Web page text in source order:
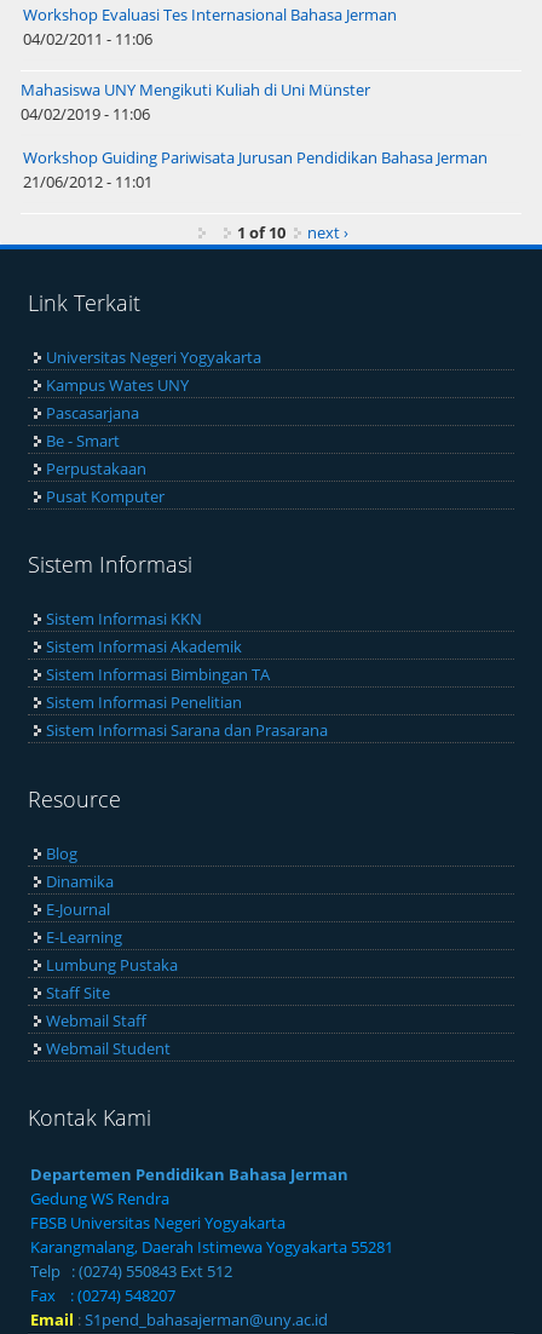
Workshop Evaluasi Tes Internasional Bahasa Jerman
04/02/2011 - 11:06
Mahasiswa UNY Mengikuti Kuliah di Uni Münster
04/02/2019 - 11:06
Workshop Guiding Pariwisata Jurusan Pendidikan Bahasa Jerman
21/06/2012 - 11:01
1 of 10 next ›
Link Terkait
Universitas Negeri Yogyakarta
Kampus Wates UNY
Pascasarjana
Be - Smart
Perpustakaan
Pusat Komputer
Sistem Informasi
Sistem Informasi KKN
Sistem Informasi Akademik
Sistem Informasi Bimbingan TA
Sistem Informasi Penelitian
Sistem Informasi Sarana dan Prasarana
Resource
Blog
Dinamika
E-Journal
E-Learning
Lumbung Pustaka
Staff Site
Webmail Staff
Webmail Student
Kontak Kami
Departemen Pendidikan Bahasa Jerman
Gedung WS Rendra
FBSB Universitas Negeri Yogyakarta
Karangmalang, Daerah Istimewa Yogyakarta 55281
Telp : (0274) 550843 Ext 512
Fax : (0274) 548207
Email :S1pend_bahasajerman@uny.ac.id